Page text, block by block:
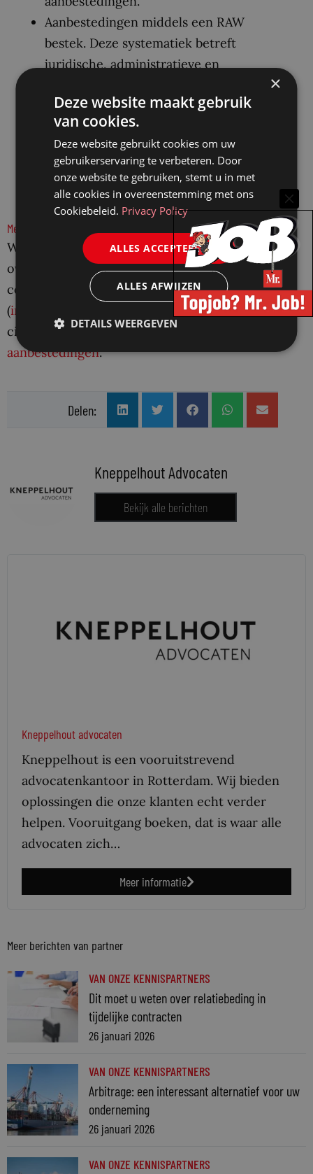
Aanbestedingen middels een RAW
bestek. Deze systematiek betreft
juridische, administratieve en
maken van een aanbesteding.
Aanbestedingen waar de Wet
Maatschappelijke Ondersteuning
centraal staat, bijvoorbeeld in het geval
van de inkoop van vervoersdiensten.
Meer informatie
Wilt u meer informatie over vraagstukken
over het aanbestedingsrecht? Neem dan
contact op met Ingomar Souren
(in@kneppelhout.nl
), partner en advocaat
civiel vastgoedrecht en specialist in
aanbestedingen.
Delen:
Kneppelhout Advocaten
Bekijk alle berichten
Kneppelhout advocaten
Kneppelhout is een vooruitstrevend
advocatenkantoor in Rotterdam. Wij bieden
oplossingen die onze klanten echt verder
helpen. Vooruitgang boeken, dat is waar alle
advocaten zich…
Meer informatie
Meer berichten van partner
VAN ONZE KENNISPARTNERS
Dit moet u weten over relatiebeding in
tijdelijke contracten
26 januari 2026
VAN ONZE KENNISPARTNERS
Arbitrage: een interessant alternatief voor uw
onderneming
26 januari 2026
VAN ONZE KENNISPARTNERS
×
Deze website maakt gebruik
van cookies.
Deze website gebruikt cookies om uw
gebruikerservaring te verbeteren. Door
onze website te gebruiken, stemt u in met
alle cookies in overeenstemming met ons
Cookiebeleid. Privacy Policy
ALLES ACCEPTEREN
ALLES AFWIJZEN
DETAILS WEERGEVEN